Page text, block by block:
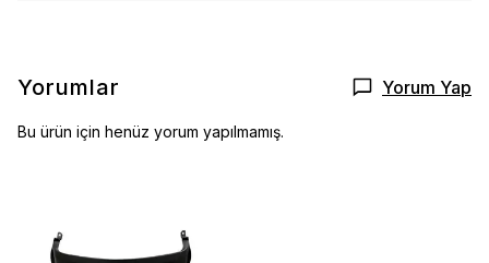
Yorumlar Yorum Yap
Bu ürün için henüz yorum yapılmamış.